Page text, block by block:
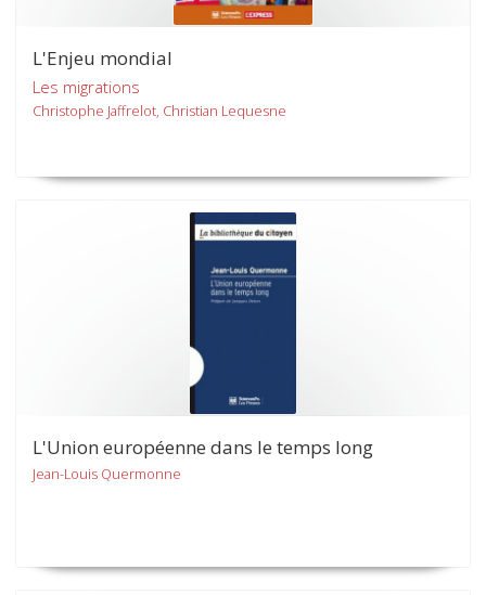
L'Enjeu mondial
Les migrations
Christophe Jaffrelot, Christian Lequesne
L'Union européenne dans le temps long
Jean-Louis Quermonne